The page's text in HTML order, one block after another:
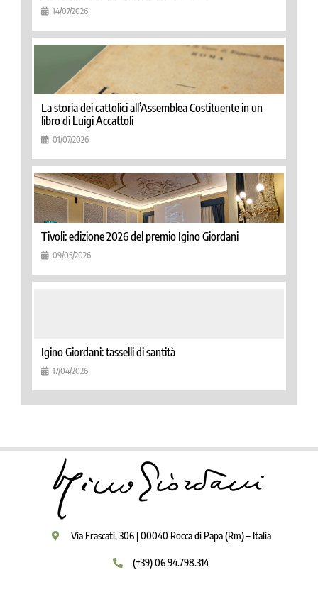
14/07/2026
La storia dei cattolici all’Assemblea Costituente in un
libro di Luigi Accattoli
01/07/2026
Tivoli: edizione 2026 del premio Igino Giordani
09/05/2026
Igino Giordani: tasselli di santità
17/04/2026
Via Frascati, 306 | 00040 Rocca di Papa (Rm) – Italia
(+39) 06 94.798.314